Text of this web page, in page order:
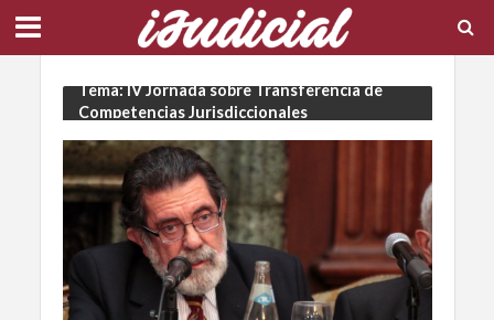
Tema: IV Jornada sobre Transferencia de
Competencias Jurisdiccionales